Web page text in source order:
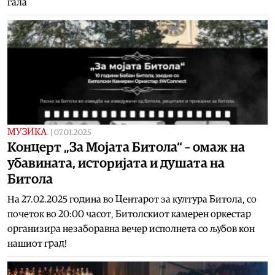
гала
МУЗИКА 07.01.2025
Концерт „За Мојата Битола“ – омаж на
убавината, историјата и душата на
Битола
На 27.02.2025 година во Центарот за култура Битола, со
почеток во 20:00 часот, Битолскиот камерен оркестар
организира незаборавна вечер исполнета со љубов кон
нашиот град!